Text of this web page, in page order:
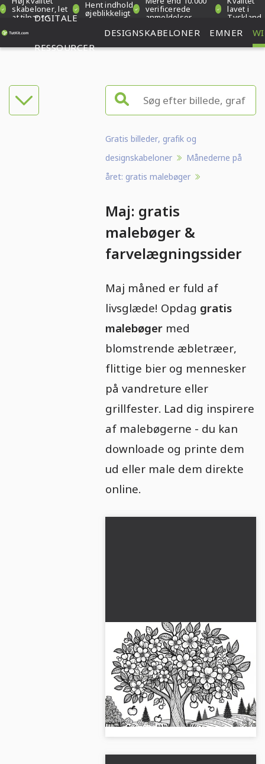
skabeloner, let
at tilpasse
Hent indhold
øjeblikkeligt verificerede
anmeldelser
lavet i
Tyskland
DIGITALE
RESSOURCER
DESIGNSKABELONER EMNER
Gratis billeder, grafik og
designskabeloner
Månederne på
året: gratis malebøger
Maj: gratis
malebøger &
farvelægningssider
Maj måned er fuld af
livsglæde! Opdag gratis
malebøger med
blomstrende æbletræer,
flittige bier og mennesker
på vandreture eller
grillfester. Lad dig inspirere
af malebøgerne - du kan
downloade og printe dem
ud eller male dem direkte
online.
Blomstrende æbletræ i
fuldt flor i maj: Gratis
malebogsside
Hent den fantastiske maj-malebog
med et blomstrende æbletræ!
Gratis download eller farvelæg
online - skab din egen version!...